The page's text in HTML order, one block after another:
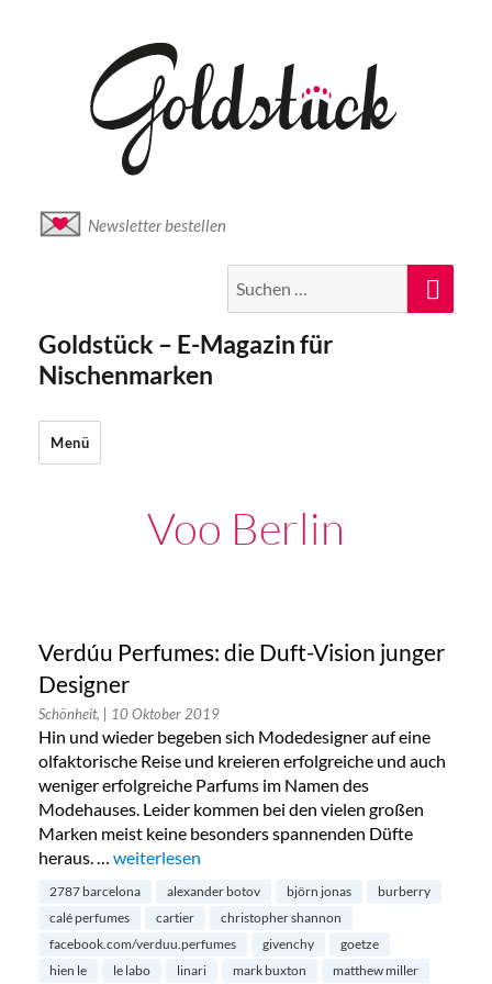
Newsletter bestellen
nach:
Goldstück – E-Magazin für
Nischenmarken
Menü
Voo Berlin
Verdúu Perfumes: die Duft-Vision junger
Designer
Schönheit, | 10 Oktober 2019
Hin und wieder begeben sich Modedesigner auf eine
olfaktorische Reise und kreieren erfolgreiche und auch
weniger erfolgreiche Parfums im Namen des
Modehauses. Leider kommen bei den vielen großen
Marken meist keine besonders spannenden Düfte
heraus. … „Verdúu Perfumes: die Duft-Vision junger
weiterlesen
2787 barcelona alexander botov björn jonas
burberry
calé perfumes
cartier
christopher shannon
facebook.com/verduu.perfumes
givenchy
goetze
hien le
le labo linari mark buxton matthew miller